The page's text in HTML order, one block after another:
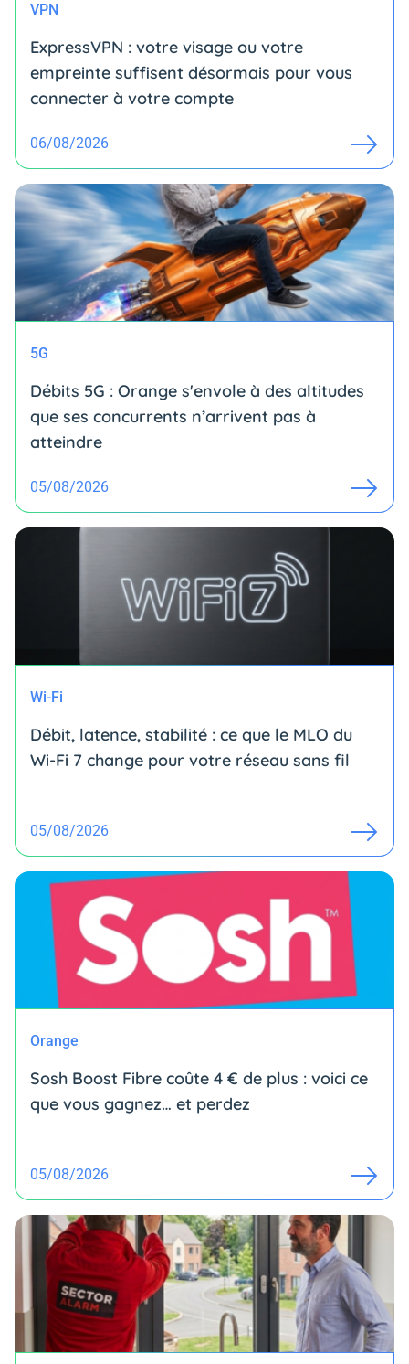
VPN
ExpressVPN : votre visage ou votre
empreinte suffisent désormais pour vous
connecter à votre compte
06/08/2026
5G
Débits 5G : Orange s'envole à des altitudes
que ses concurrents n’arrivent pas à
atteindre
05/08/2026
Wi-Fi
Débit, latence, stabilité : ce que le MLO du
Wi-Fi 7 change pour votre réseau sans fil
05/08/2026
Orange
Sosh Boost Fibre coûte 4 € de plus : voici ce
que vous gagnez… et perdez
05/08/2026